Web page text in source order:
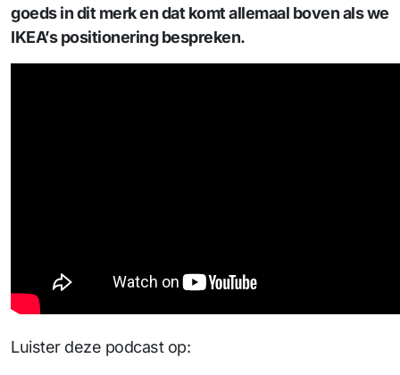
goeds in dit merk en dat komt allemaal boven als we
IKEA’s positionering bespreken.
Luister deze podcast op: